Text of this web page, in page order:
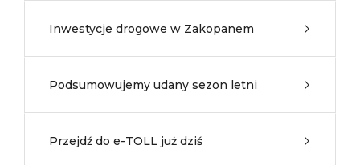
Inwestycje drogowe w Zakopanem
Podsumowujemy udany sezon letni
Przejdź do e-TOLL już dziś